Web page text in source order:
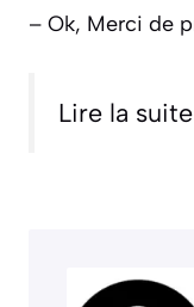
– Ok, Merci de
Lire la